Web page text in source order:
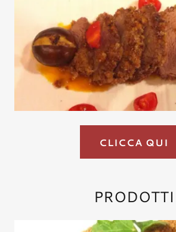
CLICCA QUI
PRODOTTI